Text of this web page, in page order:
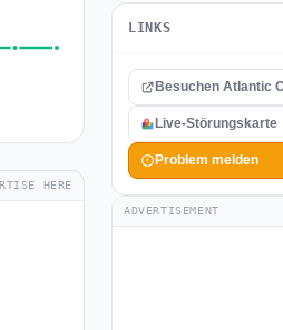
HERE
LINKS
Besuchen Atlantic
Live-Störungskarte
Problem melden
ADVERTISEMENT